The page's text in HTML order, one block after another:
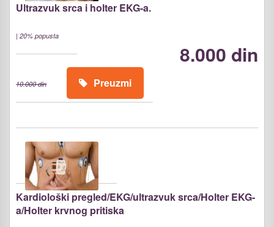
Ultrazvuk srca i holter EKG-a.
| 20% popusta
8.000 din
10.000 din Preuzmi
Kardiološki pregled/EKG/ultrazvuk srca/Holter EKG-
a/Holter krvnog pritiska